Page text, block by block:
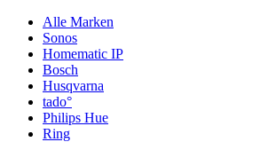
Alle Marken
Sonos
Homematic IP
Bosch
Husqvarna
tado°
Philips Hue
Ring